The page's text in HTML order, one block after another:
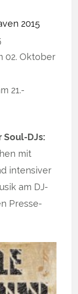
2015
02. Oktober
21.-
DJs:
mit
intensiver
am DJ-
Presse-